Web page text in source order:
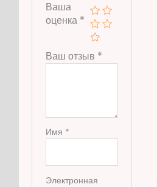
Ваша
оценка *
Ваш отзыв *
Имя *
Электронная